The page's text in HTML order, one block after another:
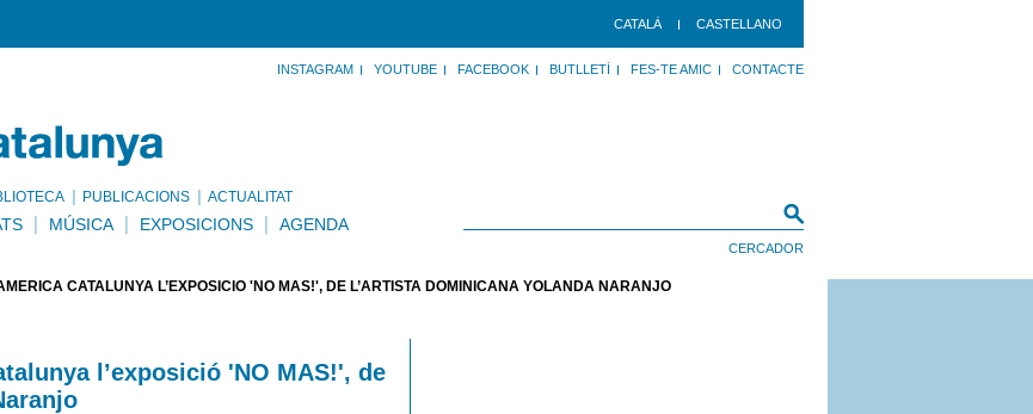
CATALÀ CASTELLANO
INSTAGRAM YOUTUBE FACEBOOK BUTLLETÍ FES-TE AMIC CONTACTE
PUBLICACIONS ACTUALITAT
MÚSICA EXPOSICIONS AGENDA
CATALUNYA L’EXPOSICIÓ 'NO MAS!', DE L’ARTISTA DOMINICANA YOLANDA NARANJO
l’exposició 'NO MAS!', de